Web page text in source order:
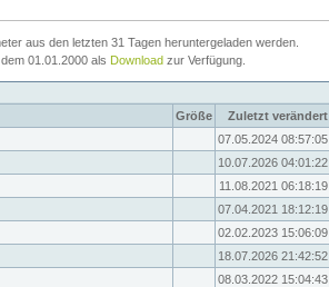
aus den letzten 31 Tagen heruntergeladen werden.
01.01.2000 als Download zur Verfügung.
Größe
Zuletzt verändert
07.05.2024 08:57:05
10.07.2026 04:01:22
11.08.2021 06:18:19
07.04.2021 18:12:19
02.02.2023 15:06:09
18.07.2026 21:42:52
08.03.2022 15:04:43